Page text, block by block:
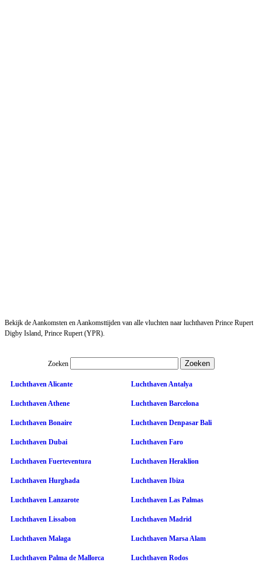
Bekijk de Aankomsten en Aankomsttijden van alle vluchten naar luchthaven Prince Rupert
Digby Island, Prince Rupert (YPR).
Zoeken
Luchthaven Alicante Luchthaven Antalya
Luchthaven Athene Luchthaven Barcelona
Luchthaven Bonaire Luchthaven Denpasar Bali
Luchthaven Dubai Luchthaven Faro
Luchthaven Fuerteventura Luchthaven Heraklion
Luchthaven Hurghada Luchthaven Ibiza
Luchthaven Lanzarote Luchthaven Las Palmas
Luchthaven Lissabon Luchthaven Madrid
Luchthaven Malaga Luchthaven Marsa Alam
Luchthaven Palma de Mallorca Luchthaven Rodos